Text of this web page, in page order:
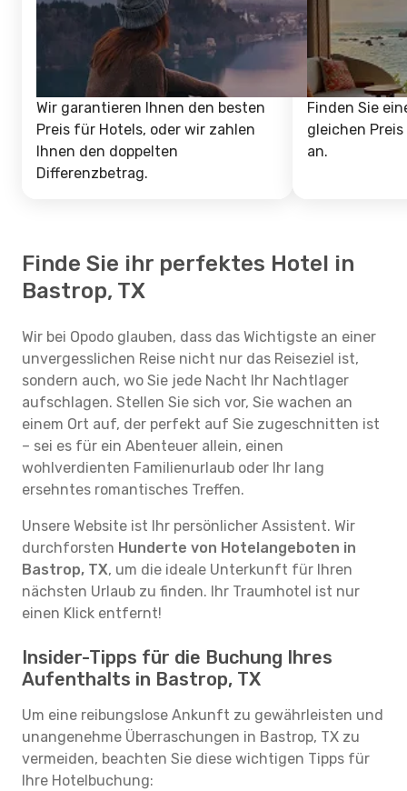
Wir garantieren Ihnen den besten
Preis für Hotels, oder wir zahlen
Ihnen den doppelten
Differenzbetrag.
Finden Sie
gleichen
an.
Finde Sie ihr perfektes Hotel in
Bastrop, TX
Wir bei Opodo glauben, dass das Wichtigste an einer
unvergesslichen Reise nicht nur das Reiseziel ist,
sondern auch, wo Sie jede Nacht Ihr Nachtlager
aufschlagen. Stellen Sie sich vor, Sie wachen an
einem Ort auf, der perfekt auf Sie zugeschnitten ist
– sei es für ein Abenteuer allein, einen
wohlverdienten Familienurlaub oder Ihr lang
ersehntes romantisches Treffen.
Unsere Website ist Ihr persönlicher Assistent. Wir
durchforsten Hunderte von Hotelangeboten in
Bastrop, TX, um die ideale Unterkunft für Ihren
nächsten Urlaub zu finden. Ihr Traumhotel ist nur
einen Klick entfernt!
Insider-Tipps für die Buchung Ihres
Aufenthalts in Bastrop, TX
Um eine reibungslose Ankunft zu gewährleisten und
unangenehme Überraschungen in Bastrop, TX zu
vermeiden, beachten Sie diese wichtigen Tipps für
Ihre Hotelbuchung: